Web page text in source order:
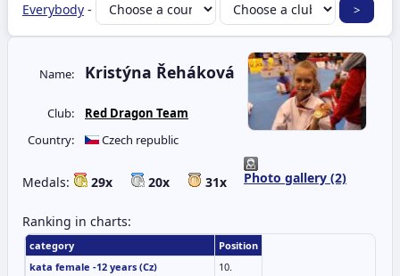
Everybody -
Photo gallery (2)
Name: Kristýna Řeháková
Club:
Red Dragon Team
Country:
Czech republic
Medals: 29x 20x 31x
Ranking in charts:
category
Position
kata female -12 years (Cz)
10.